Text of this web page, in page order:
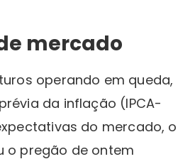
mercado
operando em queda,
da inflação (IPCA-
do mercado, o
o pregão de ontem